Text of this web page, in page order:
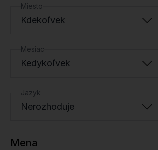
Miesto
Kdekoľvek
Mesiac
Kedykoľvek
Jazyk
Nerozhoduje
Mena